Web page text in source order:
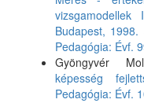
Budapest,
Pedagógia: Évf.
Gyöngyvér
képesség
Pedagógia: Évf.